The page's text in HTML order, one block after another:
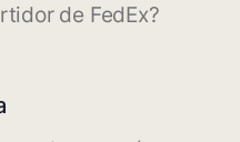
de FedEx?